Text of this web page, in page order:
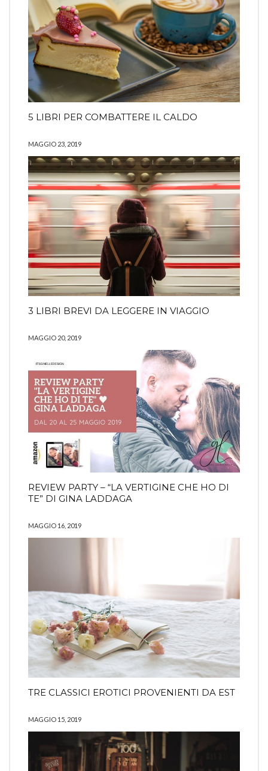
5 LIBRI PER COMBATTERE IL CALDO
MAGGIO 23, 2019
3 LIBRI BREVI DA LEGGERE IN VIAGGIO
MAGGIO 20, 2019
REVIEW PARTY – “LA VERTIGINE CHE HO DI
TE” DI GINA LADDAGA
MAGGIO 16, 2019
TRE CLASSICI EROTICI PROVENIENTI DA EST
MAGGIO 15, 2019